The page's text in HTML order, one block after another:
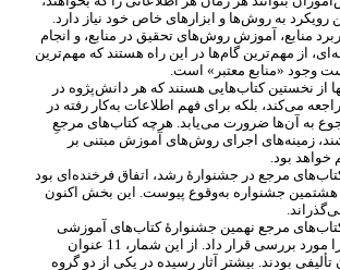
رویکرد به روشها و ابزارهای خاص خود نیاز دارد.
منابع، آموزش روشهای تحقیق در منابع، و انجام
ای، از مهمترین گامها در این راه هستند که مهمترین
وجود «منابع معتبر» است.
از نخستین کتابهایی هستند که هر دانشپژوه در
میکند، بلکه برای فهم اطلاعات بهکار رفته در
به آنها ضرورت مییابد. هرچه کتابهای مرجعِ
زمینههای اجرای روشهای آموزش مبتنی بر
خواهد بود.
های مرجع در جشنوارۀ رشد، اتفاق فرخنده ای بود
وقوع پیوست. این بخش اکنون
گذراند.
های مرجع نهمین جشنوارۀ کتابهای آموزشی
رشد، 46 اثر رسیده را مورد بررسی قرار داد. از این شمار، 11 عنوان
عنوان تألیفی بودند. بیشتر آثار رسیده در یکی از دو گروه